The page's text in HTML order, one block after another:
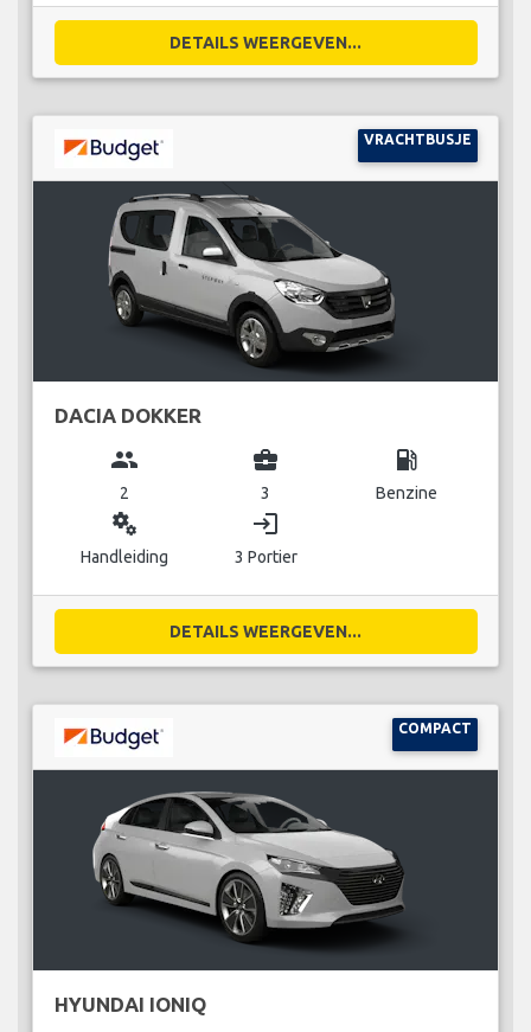
DETAILS WEERGEVEN...
VRACHTBUSJE
DACIA DOKKER
group
2
business_center
3
local_gas_station
Benzine
miscellaneous_services
Handleiding
login
3 Portier
DETAILS WEERGEVEN...
COMPACT
HYUNDAI IONIQ